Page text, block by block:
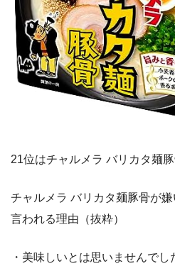
21位はチャルメラ バリカタ麺
チャルメラ バリカタ麺豚骨が
言われる理由（抜粋）
・美味しいとは思いませんで